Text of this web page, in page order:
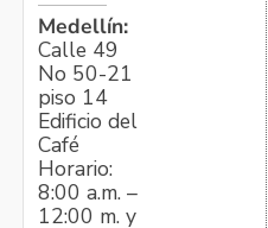
Medellín:
Calle 49
No 50-21
piso 14
Edificio del
Café
Horario:
8:00 a.m. –
12:00 m. y